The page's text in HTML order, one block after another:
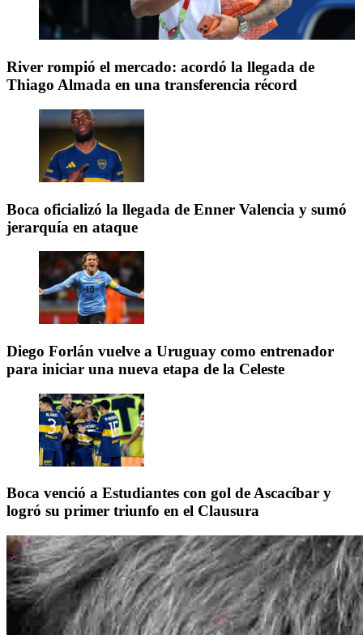
River rompió el mercado: acordó la llegada de
Thiago Almada en una transferencia récord
Boca oficializó la llegada de Enner Valencia y sumó
jerarquía en ataque
Diego Forlán vuelve a Uruguay como entrenador
para iniciar una nueva etapa de la Celeste
Boca venció a Estudiantes con gol de Ascacíbar y
logró su primer triunfo en el Clausura